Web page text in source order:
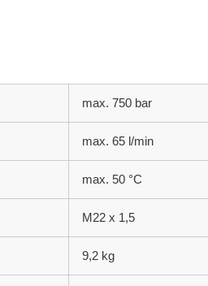
max. 750 bar
max. 65 l/min
max. 50 °C
M22 x 1,5
9,2 kg